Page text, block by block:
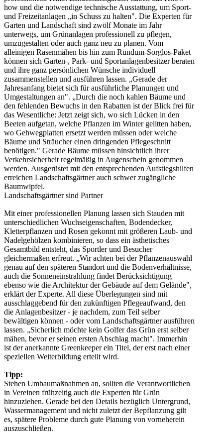
how und die notwendige technische Ausstattung, um Sport-
und Freizeitanlagen „in Schuss zu halten". Die Experten für
Garten und Landschaft sind zwölf Monate im Jahr
unterwegs, um Grünanlagen professionell zu pflegen,
umzugestalten oder auch ganz neu zu planen. Vom
alleinigen Rasenmähen bis hin zum Rundum-Sorglos-Paket
können sich Garten-, Park- und Sportanlagenbesitzer beraten
und ihre ganz persönlichen Wünsche individuell
zusammenstellen und ausführen lassen. „Gerade der
Jahresanfang bietet sich für ausführliche Planungen und
Umgestaltungen an". „Durch die noch kahlen Bäume und
den fehlenden Bewuchs in den Rabatten ist der Blick frei für
das Wesentliche: Jetzt zeigt sich, wo sich Lücken in den
Beeten aufgetan, welche Pflanzen im Winter gelitten haben,
wo Gehwegplatten ersetzt werden müssen oder welche
Bäume und Sträucher einen dringenden Pflegeschnitt
benötigen." Gerade Bäume müssen hinsichtlich ihrer
Verkehrsicherheit regelmäßig in Augenschein genommen
werden. Ausgerüstet mit den entsprechenden Aufstiegshilfen
erreichen Landschaftsgärtner auch schwer zugängliche
Baumwipfel.
Landschaftsgärtner sind Partner
Mit einer professionellen Planung lassen sich Stauden mit
unterschiedlichen Wuchseigenschaften, Bodendecker,
Kletterpflanzen und Rosen gekonnt mit größeren Laub- und
Nadelgehölzen kombinieren, so dass ein ästhetisches
Gesamtbild entsteht, das Sportler und Besucher
gleichermaßen erfreut. „Wir achten bei der Pflanzenauswahl
genau auf den späteren Standort und die Bodenverhältnisse,
auch die Sonneneinstrahlung findet Berücksichtigung
ebenso wie die Architektur der Gebäude auf dem Gelände",
erklärt der Experte. All diese Überlegungen sind mit
ausschlaggebend für den zukünftigen Pflegeaufwand, den
die Anlagenbesitzer - je nachdem, zum Teil selber
bewältigen können - oder vom Landschaftsgärtner ausführen
lassen. „Sicherlich möchte kein Golfer das Grün erst selber
mähen, bevor er seinen ersten Abschlag macht". Immerhin
ist der anerkannte Greenkeeper ein Titel, der erst nach einer
speziellen Weiterbildung erteilt wird.
Tipp:
Stehen Umbaumaßnahmen an, sollten die Verantwortlichen
in Vereinen frühzeitig auch die Experten für Grün
hinzuziehen. Gerade bei den Details bezüglich Untergrund,
Wassermanagement und nicht zuletzt der Bepflanzung gilt
es, spätere Probleme durch gute Planung von vorneherein
auszuschließen.